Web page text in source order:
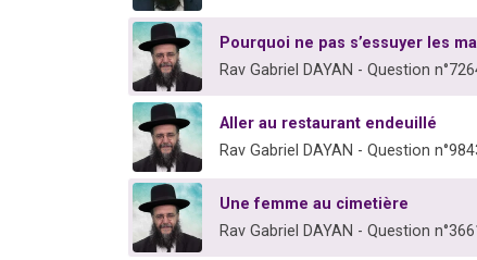
Pourquoi ne pas s’essuyer les
Rav Gabriel DAYAN - Question
Aller au restaurant endeuillé
Rav Gabriel DAYAN - Question
Une femme au cimetière
Rav Gabriel DAYAN - Question